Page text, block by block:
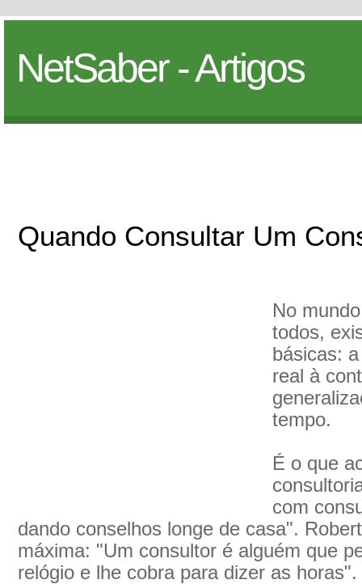
NetSaber - Artigos
Quando Consultar Um
No
todos,
básicas:
real à
tempo.
É o que
com
dando conselhos longe de casa".
máxima: "Um consultor é alguém que
relógio e lhe cobra para dizer as horas".